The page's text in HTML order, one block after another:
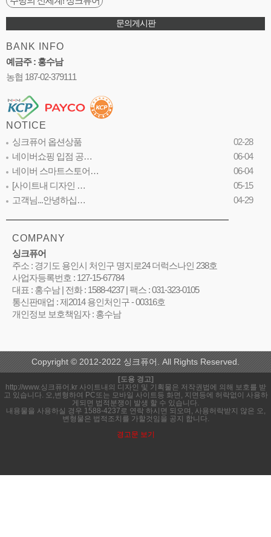
문의게시판
BANK INFO
예금주 : 홍수남
농협 187-02-379111
NOTICE
싱크퓨어 옵션상품
02-28
네이버쇼핑 입점 공…
06-04
네이버 스마트스토어…
06-04
[사이트내 디자인 …
05-15
고객님...안녕하십…
04-29
COMPANY
싱크퓨어
주소 : 경기도 용인시 처인구 명지로24 더럭스나인 238호
사업자등록번호 : 127-15-67784
대표 : 홍수남 | 전화 : 1588-4237 | 팩스 : 031-323-0105
통신판매업 : 제2014 용인처인구 - 00316호
개인정보 보호책임자 : 홍수남
Copyright © 2012-2022 싱크퓨어. All Rights Reserved.
[도용 경고]
http://www.싱크퓨어.kr 사이트내의 디자인 및 기획물은 저작권법에 의해 보호를 받
고 있습니다. 오,변형하여 PC또는 모바일 사이트등 화면, 지면등에 허락없이 사용하
게되면 법적분쟁이 발생 할 수 있습니다.
내용물을 사용하실 경우 1588-4237로 연락 하시면 되오며, 사용허락받지 않은 오,
변형물은 법적조치를 가할것임을 공지 합니다.
경고문 보기